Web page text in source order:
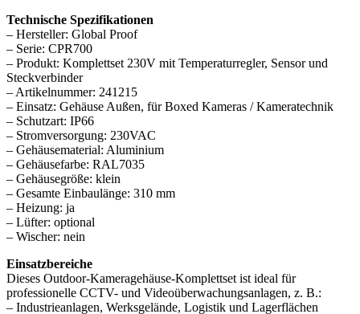
Technische Spezifikationen
– Hersteller: Global Proof
– Serie: CPR700
– Produkt: Komplettset 230V mit Temperaturregler, Sensor und
Steckverbinder
– Artikelnummer: 241215
– Einsatz: Gehäuse Außen, für Boxed Kameras / Kameratechnik
– Schutzart: IP66
– Stromversorgung: 230VAC
– Gehäusematerial: Aluminium
– Gehäusefarbe: RAL7035
– Gehäusegröße: klein
– Gesamte Einbaulänge: 310 mm
– Heizung: ja
– Lüfter: optional
– Wischer: nein
Einsatzbereiche
Dieses Outdoor-Kameragehäuse-Komplettset ist ideal für
professionelle CCTV- und Videoüberwachungsanlagen, z. B.:
– Industrieanlagen, Werksgelände, Logistik und Lagerflächen